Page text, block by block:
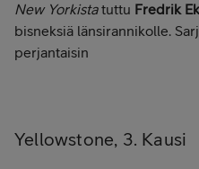
New Yorkistatuttu Fredrik
bisneksiä länsirannikolle.
perjantaisin
Yellowstone, 3. Kausi